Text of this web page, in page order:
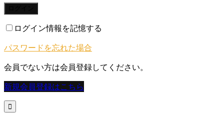
ログイン情報を記憶する
パスワードを忘れた場合
会員でない方は会員登録してください。
新規会員登録はこちら
